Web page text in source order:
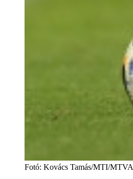
Fotó: Kovács Tamás/MTI/MTVA